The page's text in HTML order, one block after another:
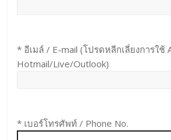
* อีเมล์ / E-mail (โปรดหลีกเลี่ยงการใช้
Hotmail/Live/Outlook)
* เบอร์โทรศัพท์ / Phone No.